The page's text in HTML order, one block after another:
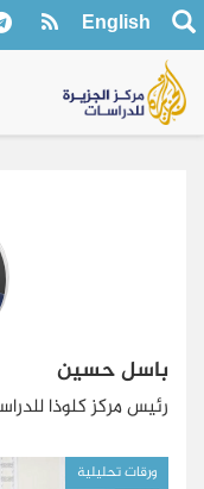
English
باسل حسين
رئيس مركز كلوذا
ورقات تحليلية